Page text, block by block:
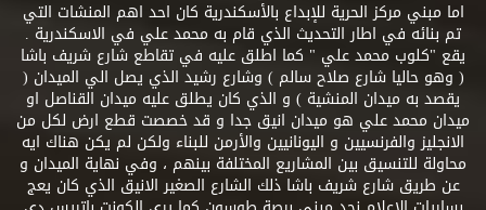
اما مبني مركز الحرية للإبداع بالأسكندرية كان احد اهم المنشات التي
تم بنائه في اطار التحديث الذي قام به محمد علي في الاسكندرية .
يقع "كلوب محمد علي " كما اطلق عليه في تقاطع شارع شريف باشا
( وهو حاليا شارع صلاح سالم ) وشارع رشيد الذي يصل الي الميدان (
يقصد به ميدان المنشية ) و الذي كان يطلق عليه ميدان القناصل او
ميدان محمد علي هو ميدان انيق جدا و قد خصصت قطع ارض لكل من
الانجليز والفرنسيين و اليونانيين والأرمن للبناء ولكن لم يكن هناك ايه
محاولة للتنسيق بين المشاريع المختلفة بينهم ، وفي نهاية الميدان و
عن طريق شارع شريف باشا ذلك الشارع الصغير الانيق الذي كان يعج